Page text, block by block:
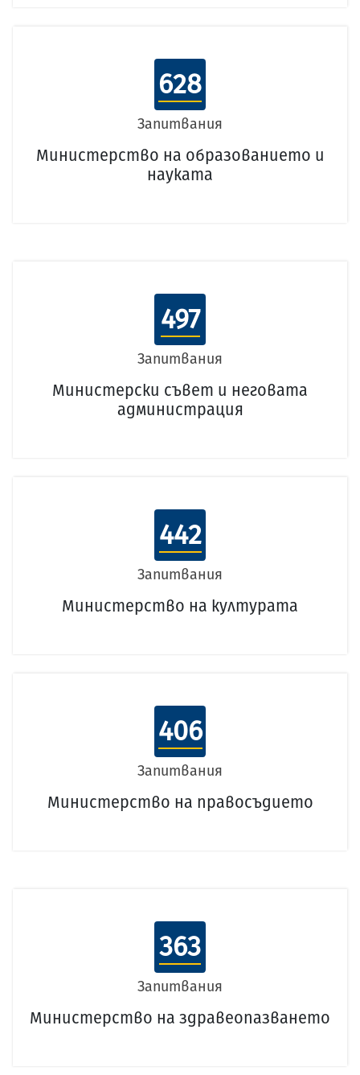
628
Запитвания
Министерство на образованието и
науката
497
Запитвания
Министерски съвет и неговата
администрация
442
Запитвания
Министерство на културата
406
Запитвания
Министерство на правосъдието
363
Запитвания
Министерство на здравеопазването